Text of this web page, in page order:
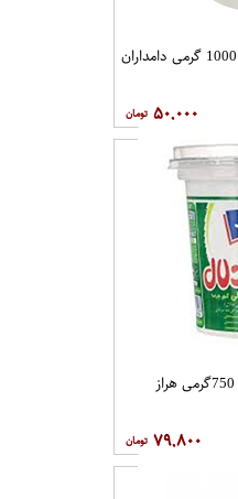
۵۰,۰۰۰
۷۹,۸۰۰